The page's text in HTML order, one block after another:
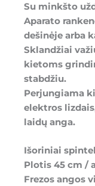
Su minkšto
Aparato
dešinėje arba
Sklandžiai
kietoms
stabdžiu.
Perjungiama
elektros
laidų anga.
Išoriniai
Plotis 45 cm /
Frezos angos